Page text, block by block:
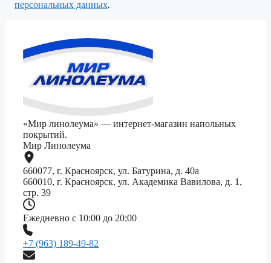
персональных данных.
«Мир линолеума» — интернет-магазин напольных
покрытий.
Мир Линолеума
660077, г. Красноярск, ул. Батурина, д. 40а
660010, г. Красноярск, ул. Академика Вавилова, д. 1,
стр. 39
Ежедневно с 10:00 до 20:00
+7 (963) 189-49-82